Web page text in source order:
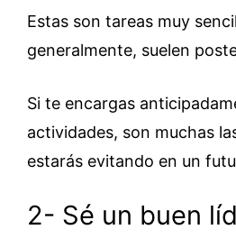
Estas son tareas muy
generalmente, suelen
Si te encargas
actividades, son muchas
estarás evitando en un
2- Sé un buen